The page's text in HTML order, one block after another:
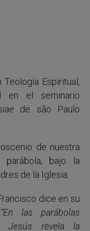
Teología Espiritual,
en el seminario
de são Paulo
de nuestra
bajo la
de la Iglesia.
dice en su
“En las parábolas
Jesús revela la